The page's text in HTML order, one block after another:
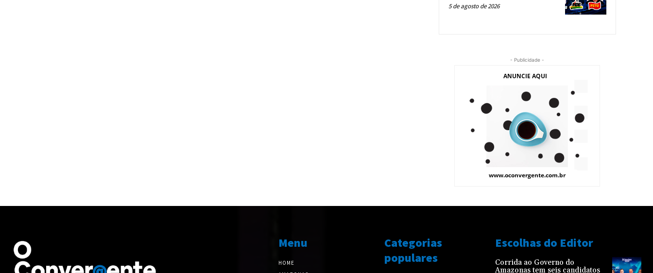
5 de agosto de 2026
- Publicidade -
Menu
HOME
Categorias
populares
Escolhas do Editor
Corrida ao Governo do
Amazonas tem seis candidatos